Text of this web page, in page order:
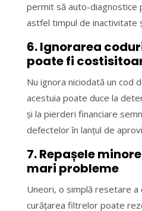
permit să auto-diagnostice
astfel timpul de inactivitate
6. Ignorarea
poate fi
Nu ignora niciodată un cod
acestuia poate duce la
și la pierderi financiare
defectelor în lanțul de
7. Repașele
mari probleme
Uneori, o simplă resetare a
curățarea filtrelor poate